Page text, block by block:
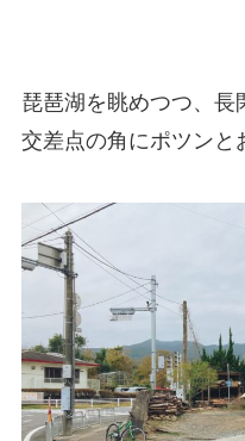
琵琶湖を眺めつつ、長
交差点の角にポツンと